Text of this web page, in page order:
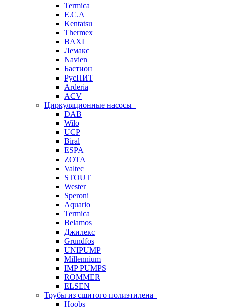
Termica
E.C.A
Kentatsu
Thermex
BAXI
Лемакс
Navien
Бастион
РусНИТ
Arderia
ACV
Циркуляционные насосы
DAB
Wilo
UCP
Biral
ESPA
ZOTA
Valtec
STOUT
Wester
Speroni
Aquario
Termica
Belamos
Джилекс
Grundfos
UNIPUMP
Millennium
IMP PUMPS
ROMMER
ELSEN
Трубы из сшитого полиэтилена
Hoobs